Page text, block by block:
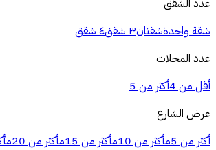
عدد الشقق
شقة واحدةشقتان٣ شقق
٤ شقق
عدد المحلات
أقل من 4 أكثر من 5
عرض الشارع
أكثر من 5م
أكثر من 10م أكثر من 15م أكثر من 20م